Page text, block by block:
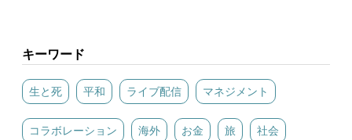
キーワード
生と死 平和 ライブ配信 マネジメント
コラボレーション 海外 お金 旅 社会